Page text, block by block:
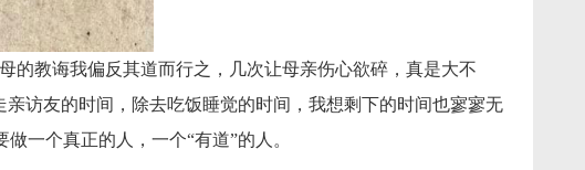
的教诲我偏反其道而行之，几次让母亲伤心欲碎，真是大不
访友的时间，除去吃饭睡觉的时间，我想剩下的时间也寥寥无
一个真正的人，一个“有道”的人。